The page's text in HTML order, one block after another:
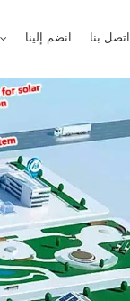
انضم إلينا اتصل بنا